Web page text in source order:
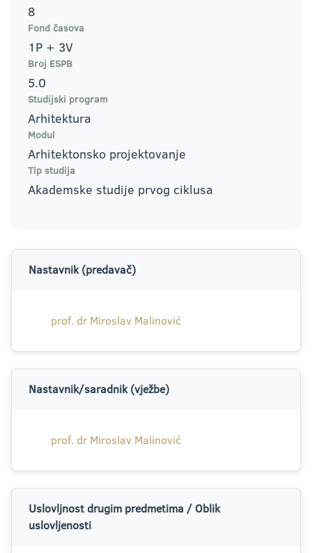
8
Fond časova
1P + 3V
Broj ESPB
5.0
Studijski program
Arhitektura
Modul
Arhitektonsko projektovanje
Tip studija
Akademske studije prvog ciklusa
Nastavnik (predavač)
prof. dr Miroslav Malinović
Nastavnik/saradnik (vježbe)
prof. dr Miroslav Malinović
Uslovljnost drugim predmetima / Oblik
uslovljenosti